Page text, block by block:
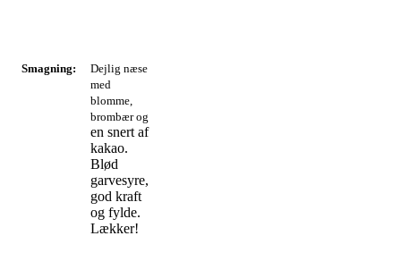
Smagning:
Dejlig næse
med
blomme,
brombær og
en snert af
kakao.
Blød
garvesyre,
god kraft
og fylde.
Lækker!